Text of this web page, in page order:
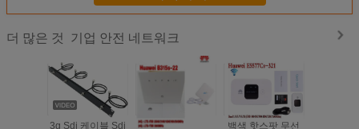
더 많은 것 기업 안전 네트워크
3g Sdi 케이블 Sdi 4G LTE는 MiFi 이 백색 핫스팟 무선